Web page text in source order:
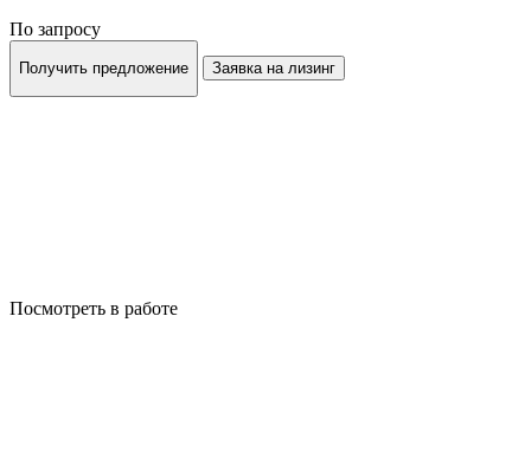
По запросу
Получить предложение Заявка на лизинг
Посмотреть в работе